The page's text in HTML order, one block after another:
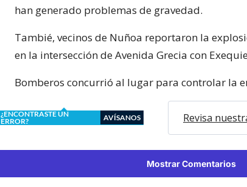
han generado problemas de gravedad.
Tambié, vecinos de Nuñoa reportaron la
en la intersección de Avenida Grecia con
Bomberos concurrió al lugar para controlar la
¿ENCONTRASTE UN
ERROR?
AVÍSANOS Revisa
Mostrar Comentarios